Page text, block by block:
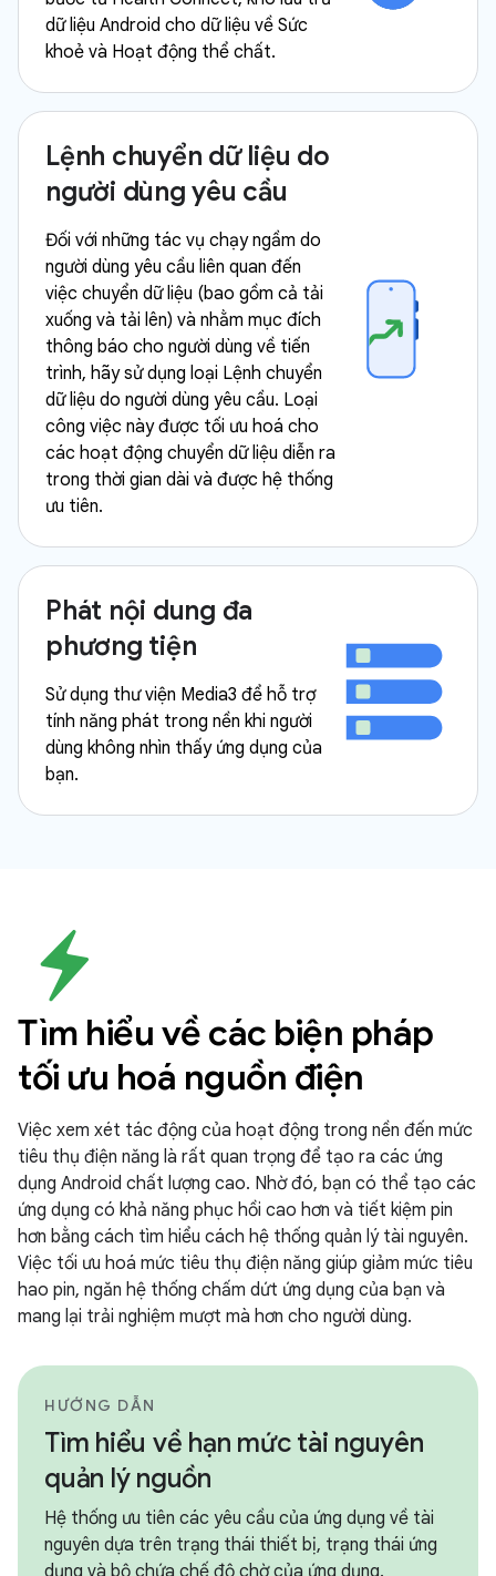
dữ liệu Android cho dữ liệu về Sức
khoẻ và Hoạt động thể chất.
Lệnh chuyển dữ liệu do
người dùng yêu cầu
Đối với những tác vụ chạy ngầm do
người dùng yêu cầu liên quan đến
việc chuyển dữ liệu (bao gồm cả tải
xuống và tải lên) và nhằm mục đích
thông báo cho người dùng về tiến
trình, hãy sử dụng loại Lệnh chuyển
dữ liệu do người dùng yêu cầu. Loại
công việc này được tối ưu hoá cho
các hoạt động chuyển dữ liệu diễn ra
trong thời gian dài và được hệ thống
ưu tiên.
Phát nội dung đa
phương tiện
Sử dụng thư viện Media3 để hỗ trợ
tính năng phát trong nền khi người
dùng không nhìn thấy ứng dụng của
bạn.
Tìm hiểu về các biện pháp
tối ưu hoá nguồn điện
Việc xem xét tác động của hoạt động trong nền đến mức
tiêu thụ điện năng là rất quan trọng để tạo ra các ứng
dụng Android chất lượng cao. Nhờ đó, bạn có thể tạo các
ứng dụng có khả năng phục hồi cao hơn và tiết kiệm pin
hơn bằng cách tìm hiểu cách hệ thống quản lý tài nguyên.
Việc tối ưu hoá mức tiêu thụ điện năng giúp giảm mức tiêu
hao pin, ngăn hệ thống chấm dứt ứng dụng của bạn và
mang lại trải nghiệm mượt mà hơn cho người dùng.
HƯỚNG DẪN
Tìm hiểu về hạn mức tài nguyên
quản lý nguồn
Hệ thống ưu tiên các yêu cầu của ứng dụng về tài
nguyên dựa trên trạng thái thiết bị, trạng thái ứng
dụng và bộ chứa chế độ chờ của ứng dụng.